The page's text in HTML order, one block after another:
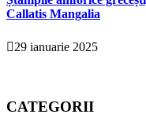
Callatis Mangalia
29 ianuarie 2025
CATEGORII